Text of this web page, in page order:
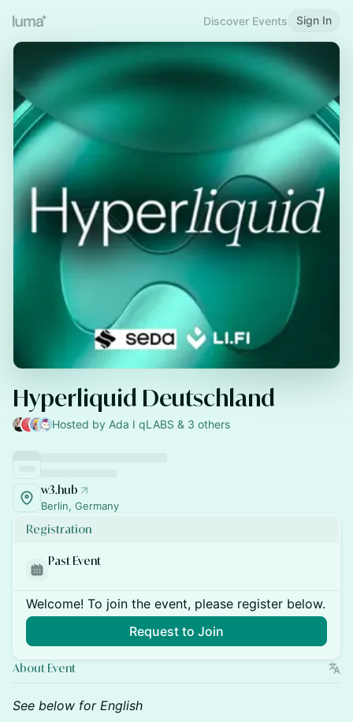
Discover Events Sign In
Hyperliquid Deutschland
Hosted by Ada I qLABS & 3 others
w3.hub
Berlin, Germany
Registration
Past Event
Welcome! To join the event, please register below.
Request to Join
About Event
See below for English